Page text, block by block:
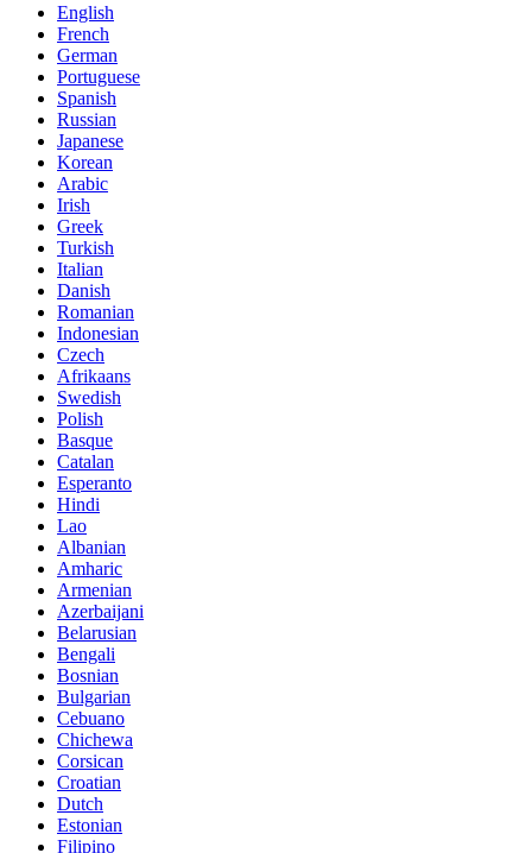
English
French
German
Portuguese
Spanish
Russian
Japanese
Korean
Arabic
Irish
Greek
Turkish
Italian
Danish
Romanian
Indonesian
Czech
Afrikaans
Swedish
Polish
Basque
Catalan
Esperanto
Hindi
Lao
Albanian
Amharic
Armenian
Azerbaijani
Belarusian
Bengali
Bosnian
Bulgarian
Cebuano
Chichewa
Corsican
Croatian
Dutch
Estonian
Filipino